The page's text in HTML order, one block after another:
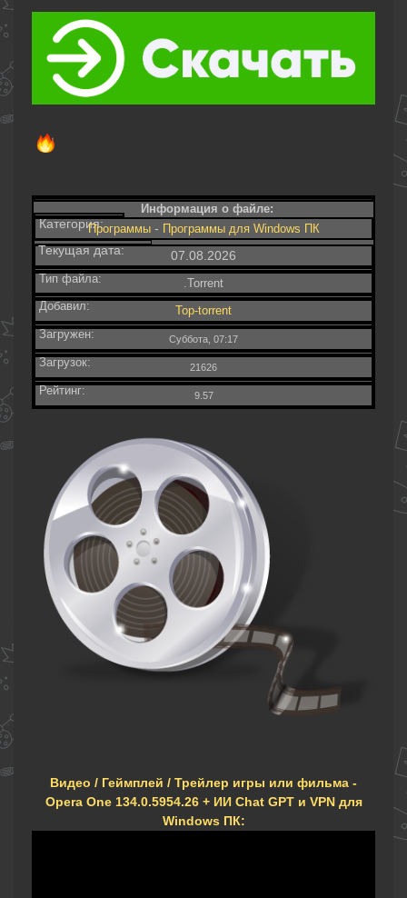
Информация о файле:
Категория:Программы- Программы для Windows ПК
Текущая дата: 07.08.2026
Тип файла:
.Torrent
Добавил:
Top-torrent
Загружен:
Суббота, 07:17
Загрузок: 21626
Рейтинг: 9.57
Видео / Геймплей / Трейлер игры или фильма -
Opera One 134.0.5954.26 + ИИ Chat GPT и VPN для
Windows ПК: